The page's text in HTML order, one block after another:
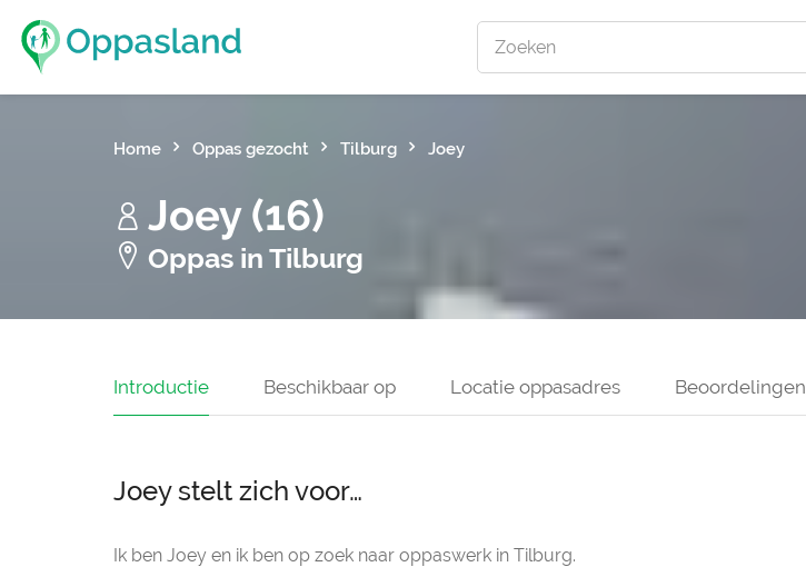
Zoeken
Home Oppas gezocht Tilburg Joey
Joey (16)
Oppas in Tilburg
Introductie Beschikbaar op Locatie oppasadres Beoordelingen
Joey stelt zich voor…
Ik ben Joey en ik ben op zoek naar oppaswerk in Tilburg.